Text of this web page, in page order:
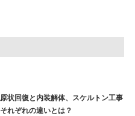
原状回復と内装解体、スケルトン工事
それぞれの違いとは？